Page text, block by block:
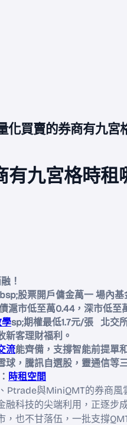
化買賣的券商有九
九宮格時租
！
股票開戶傭金萬一 場內基
市低至萬0.44，深市低至
學sp;期權最低1.7元/張 北交
新客理財福利。
流能齊備，支撐智能前提單
選股，靈通信等三方
時租空間
、Ptrade與MiniQMT的券商風
科技的尖端利用，正逐步
，也不甘落伍，一批支撐